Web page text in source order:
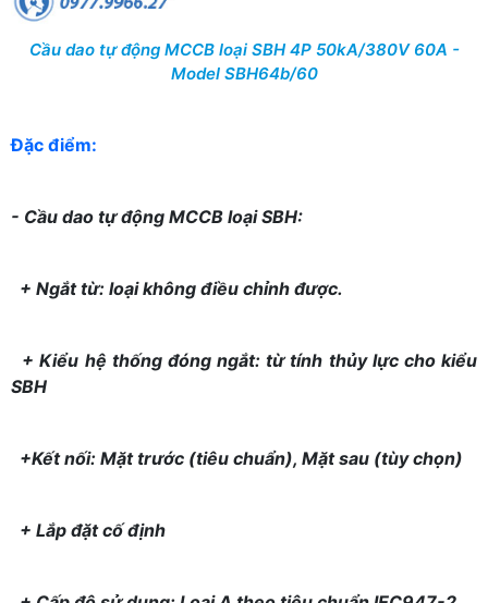
Cầu dao tự động MCCB loại SBH 4P 50kA/380V 60A -
Model SBH64b/60
Đặc điểm:
- Cầu dao tự động MCCB loại SBH:
+ Ngắt từ: loại không điều chỉnh được.
+ Kiểu hệ thống đóng ngắt: từ tính thủy lực cho kiểu
SBH
+Kết nối: Mặt trước (tiêu chuẩn), Mặt sau (tùy chọn)
+ Lắp đặt cố định